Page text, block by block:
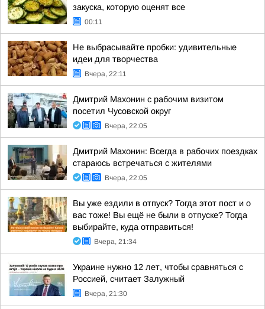
закуска, которую оценят все
00:11
Не выбрасывайте пробки: удивительные
идеи для творчества
Вчера, 22:11
Дмитрий Махонин с рабочим визитом
посетил Чусовской округ
Вчера, 22:05
Дмитрий Махонин: Всегда в рабочих поездках
стараюсь встречаться с жителями
Вчера, 22:05
Вы уже ездили в отпуск? Тогда этот пост и о
вас тоже! Вы ещё не были в отпуске? Тогда
выбирайте, куда отправиться!
Вчера, 21:34
Украине нужно 12 лет, чтобы сравняться с
Россией, считает Залужный
Вчера, 21:30